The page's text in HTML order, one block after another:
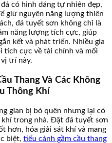
có hình dáng tự nhiên đẹp,
giữ nguyên năng lượng thiên
đá tuyết sơn không chỉ là
năng lượng tích cực, giúp
kết và phát triển. Nhiều gia
tích cực về tài chính và mối
trí này.
Thang Và Các Không
Thông Khí
gian bị bỏ quên nhưng lại có
trong nhà. Đặt đá tuyết sơn
hơn, hóa giải sát khí và mang
biệt, tiểu cảnh gầm cầu thang